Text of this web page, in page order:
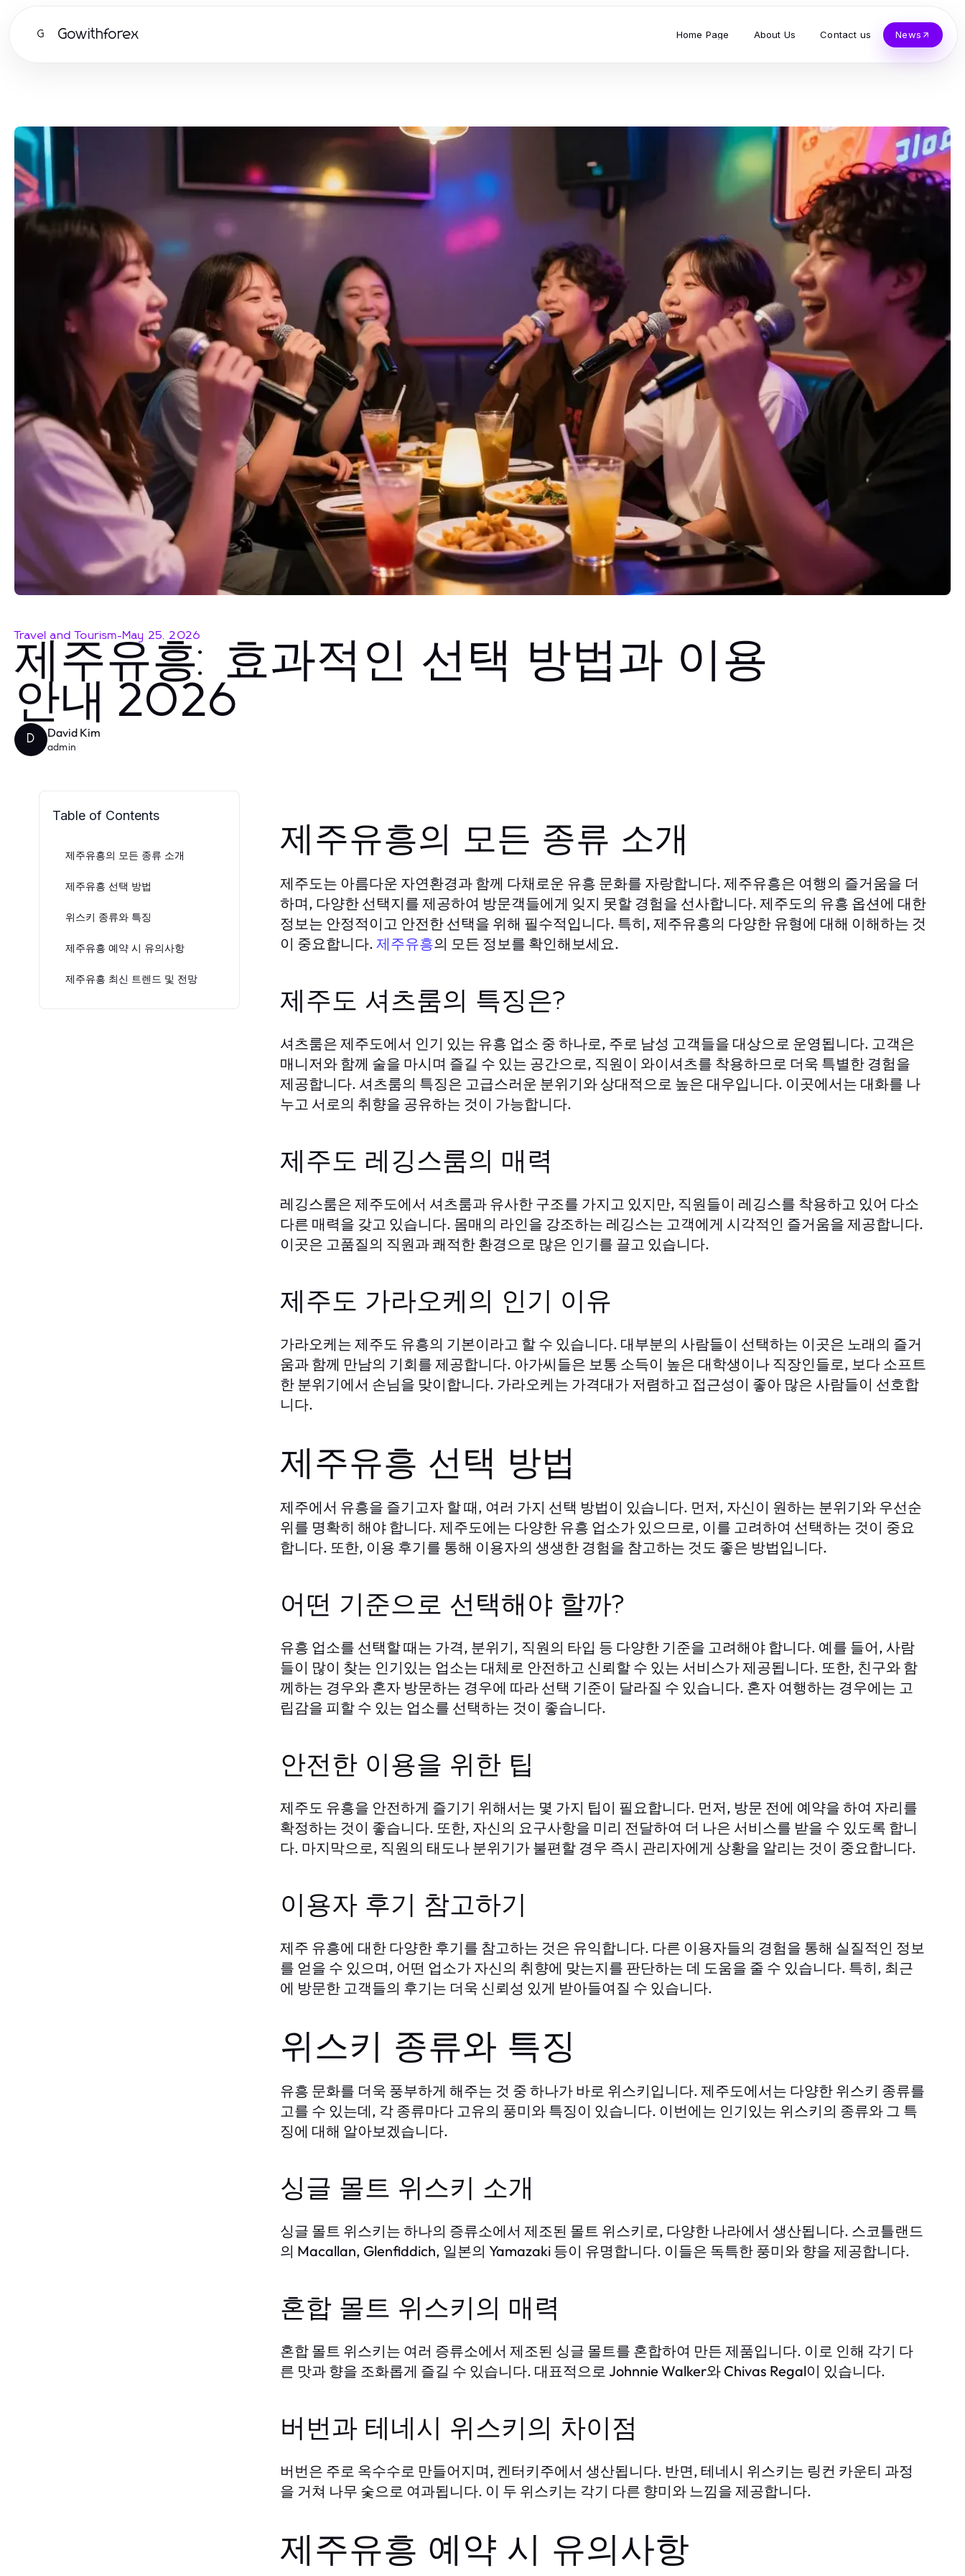
G Gowithforex Home Page About Us Contact us News
Travel and Tourism-May 25, 2026
제주유흥: 효과적인 선택 방법과 이용
안내 2026
D David Kim
admin
Table of Contents
제주유흥의 모든 종류 소개
제주유흥 선택 방법
위스키 종류와 특징
제주유흥 예약 시 유의사항
제주유흥 최신 트렌드 및 전망
제주유흥의 모든 종류 소개
제주도는 아름다운 자연환경과 함께 다채로운 유흥 문화를 자랑합니다. 제주유흥은 여행의 즐거움을 더
하며, 다양한 선택지를 제공하여 방문객들에게 잊지 못할 경험을 선사합니다. 제주도의 유흥 옵션에 대한
정보는 안정적이고 안전한 선택을 위해 필수적입니다. 특히, 제주유흥의 다양한 유형에 대해 이해하는 것
이 중요합니다. 제주유흥의 모든 정보를 확인해보세요.
제주도 셔츠룸의 특징은?
셔츠룸은 제주도에서 인기 있는 유흥 업소 중 하나로, 주로 남성 고객들을 대상으로 운영됩니다. 고객은
매니저와 함께 술을 마시며 즐길 수 있는 공간으로, 직원이 와이셔츠를 착용하므로 더욱 특별한 경험을
제공합니다. 셔츠룸의 특징은 고급스러운 분위기와 상대적으로 높은 대우입니다. 이곳에서는 대화를 나
누고 서로의 취향을 공유하는 것이 가능합니다.
제주도 레깅스룸의 매력
레깅스룸은 제주도에서 셔츠룸과 유사한 구조를 가지고 있지만, 직원들이 레깅스를 착용하고 있어 다소
다른 매력을 갖고 있습니다. 몸매의 라인을 강조하는 레깅스는 고객에게 시각적인 즐거움을 제공합니다.
이곳은 고품질의 직원과 쾌적한 환경으로 많은 인기를 끌고 있습니다.
제주도 가라오케의 인기 이유
가라오케는 제주도 유흥의 기본이라고 할 수 있습니다. 대부분의 사람들이 선택하는 이곳은 노래의 즐거
움과 함께 만남의 기회를 제공합니다. 아가씨들은 보통 소득이 높은 대학생이나 직장인들로, 보다 소프트
한 분위기에서 손님을 맞이합니다. 가라오케는 가격대가 저렴하고 접근성이 좋아 많은 사람들이 선호합
니다.
제주유흥 선택 방법
제주에서 유흥을 즐기고자 할 때, 여러 가지 선택 방법이 있습니다. 먼저, 자신이 원하는 분위기와 우선순
위를 명확히 해야 합니다. 제주도에는 다양한 유흥 업소가 있으므로, 이를 고려하여 선택하는 것이 중요
합니다. 또한, 이용 후기를 통해 이용자의 생생한 경험을 참고하는 것도 좋은 방법입니다.
어떤 기준으로 선택해야 할까?
유흥 업소를 선택할 때는 가격, 분위기, 직원의 타입 등 다양한 기준을 고려해야 합니다. 예를 들어, 사람
들이 많이 찾는 인기있는 업소는 대체로 안전하고 신뢰할 수 있는 서비스가 제공됩니다. 또한, 친구와 함
께하는 경우와 혼자 방문하는 경우에 따라 선택 기준이 달라질 수 있습니다. 혼자 여행하는 경우에는 고
립감을 피할 수 있는 업소를 선택하는 것이 좋습니다.
안전한 이용을 위한 팁
제주도 유흥을 안전하게 즐기기 위해서는 몇 가지 팁이 필요합니다. 먼저, 방문 전에 예약을 하여 자리를
확정하는 것이 좋습니다. 또한, 자신의 요구사항을 미리 전달하여 더 나은 서비스를 받을 수 있도록 합니
다. 마지막으로, 직원의 태도나 분위기가 불편할 경우 즉시 관리자에게 상황을 알리는 것이 중요합니다.
이용자 후기 참고하기
제주 유흥에 대한 다양한 후기를 참고하는 것은 유익합니다. 다른 이용자들의 경험을 통해 실질적인 정보
를 얻을 수 있으며, 어떤 업소가 자신의 취향에 맞는지를 판단하는 데 도움을 줄 수 있습니다. 특히, 최근
에 방문한 고객들의 후기는 더욱 신뢰성 있게 받아들여질 수 있습니다.
위스키 종류와 특징
유흥 문화를 더욱 풍부하게 해주는 것 중 하나가 바로 위스키입니다. 제주도에서는 다양한 위스키 종류를
고를 수 있는데, 각 종류마다 고유의 풍미와 특징이 있습니다. 이번에는 인기있는 위스키의 종류와 그 특
징에 대해 알아보겠습니다.
싱글 몰트 위스키 소개
싱글 몰트 위스키는 하나의 증류소에서 제조된 몰트 위스키로, 다양한 나라에서 생산됩니다. 스코틀랜드
의 Macallan, Glenfiddich, 일본의 Yamazaki 등이 유명합니다. 이들은 독특한 풍미와 향을 제공합니다.
혼합 몰트 위스키의 매력
혼합 몰트 위스키는 여러 증류소에서 제조된 싱글 몰트를 혼합하여 만든 제품입니다. 이로 인해 각기 다
른 맛과 향을 조화롭게 즐길 수 있습니다. 대표적으로 Johnnie Walker와 Chivas Regal이 있습니다.
버번과 테네시 위스키의 차이점
버번은 주로 옥수수로 만들어지며, 켄터키주에서 생산됩니다. 반면, 테네시 위스키는 링컨 카운티 과정
을 거쳐 나무 숯으로 여과됩니다. 이 두 위스키는 각기 다른 향미와 느낌을 제공합니다.
제주유흥 예약 시 유의사항